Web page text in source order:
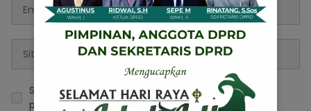
Simpan nama, email, dan situs web saya pada
peramban ini untuk komentar saya berikutnya.